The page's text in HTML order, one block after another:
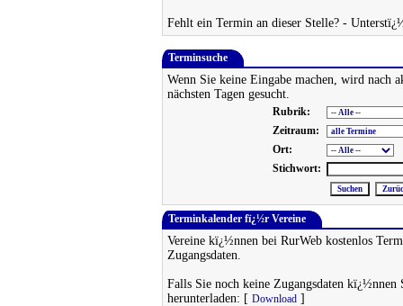
Fehlt ein Termin an dieser Stelle? -
Terminsuche
Wenn Sie keine Eingabe machen, wird nach
nächsten Tagen gesucht.
Rubrik:
Zeitraum:
Ort:
Stichwort:
Terminkalender fï¿½r Vereine
Vereine kï¿½nnen bei RurWeb kostenlos
Zugangsdaten.
Falls Sie noch keine Zugangsdaten
herunterladen: [ Download ]